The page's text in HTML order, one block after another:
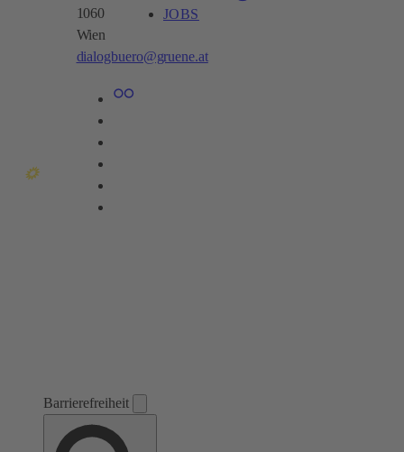
Barrierefreiheit
1060
Wien​
dialogbuero@gruene.at
JOBS